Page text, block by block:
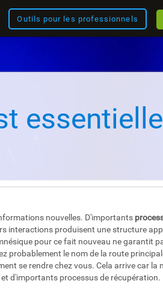
Outils pour les professionnels
nouvelles. D'importants
interactions produisent une structure
pour ce fait nouveau ne garantit
probablement le nom de la route
se rendre chez vous. Cela arrive car la
d'importants processus de récupération.